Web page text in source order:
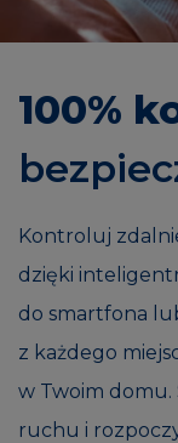
100%
Kontroluj
dzięki
do smartfona
z każdego
w Twoim
ruchu i